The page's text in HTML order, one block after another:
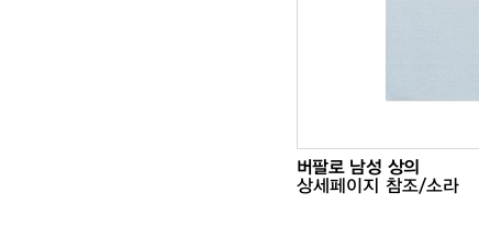
버팔로 남성 상의
상세페이지 참조/소라